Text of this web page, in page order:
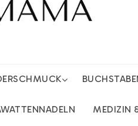
MEDIZIN